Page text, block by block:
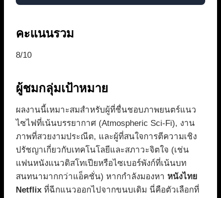
คะแนนรวม
8/10
ผู้ชมกลุ่มเป้าหมาย
ผลงานนี้เหมาะสมสำหรับผู้ที่ชื่นชอบภาพยนตร์แนว
ไซไฟที่เน้นบรรยากาศ (Atmospheric Sci-Fi), งาน
ภาพที่สวยงามประณีต, และผู้ที่สนใจการตีความเชิง
ปรัชญาเกี่ยวกับเทคโนโลยีและสภาวะจิตใจ (เช่น
แฟนหนังแนวดิสโทเปียหรือไซเบอร์พังก์ที่เน้นบท
สนทนามากกว่าแอ็คชั่น) หากกำลังมองหา หนังไทย
Netflix ที่ฉีกแนวออกไปจากขนบเดิม นี่คือตัวเลือกที่